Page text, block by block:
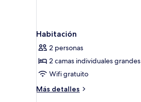
Habitación
2 personas
2 camas individuales grandes
Wifi gratuito
Más detalles
Más